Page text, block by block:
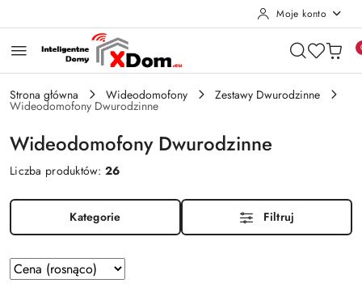
Moje konto
Strona główna Wideodomofony Zestawy Dwurodzinne
Wideodomofony Dwurodzinne
Wideodomofony Dwurodzinne
Liczba produktów:26
Kategorie Filtruj
Zastosowano
sortowanie:
Sortuj
według